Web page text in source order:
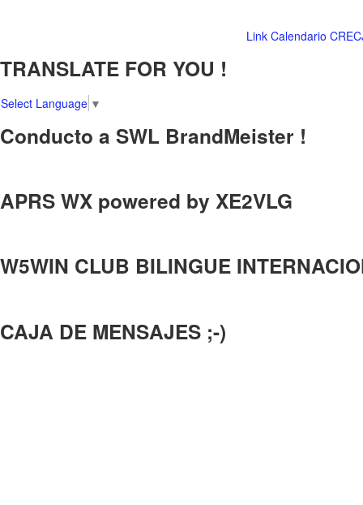
Link Calendario
TRANSLATE FOR YOU !
Select Language ▼
Conducto a SWL BrandMeister !
APRS WX powered by XE2VLG
W5WIN CLUB BILINGUE
CAJA DE MENSAJES ;-)